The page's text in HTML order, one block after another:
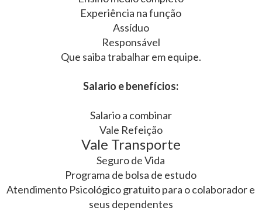
Experiência na função
Assíduo
Responsável
Que saiba trabalhar em equipe.
Salario e benefícios:
Salario a combinar
Vale Refeição
Vale Transporte
Seguro de Vida
Programa de bolsa de estudo
Atendimento Psicológico gratuito para o colaborador e
seus dependentes